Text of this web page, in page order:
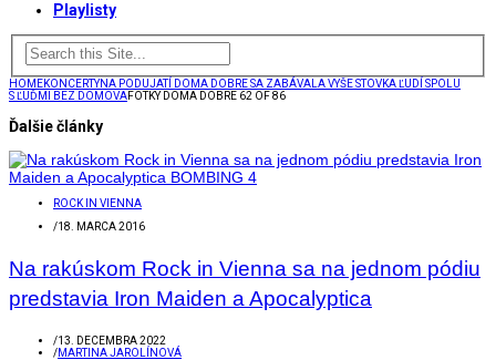
Playlisty
HOMEKONCERTYNA PODUJATÍ DOMA DOBRE SA ZABÁVALA VYŠE STOVKA ĽUDÍ SPOLU
S ĽUĎMI BEZ DOMOVAFOTKY DOMA DOBRE 62 OF 86
Ďalšie články
ROCK IN VIENNA
/18. MARCA 2016
Na rakúskom Rock in Vienna sa na jednom pódiu
predstavia Iron Maiden a Apocalyptica
/13. DECEMBRA 2022
/MARTINA JAROLÍNOVÁ